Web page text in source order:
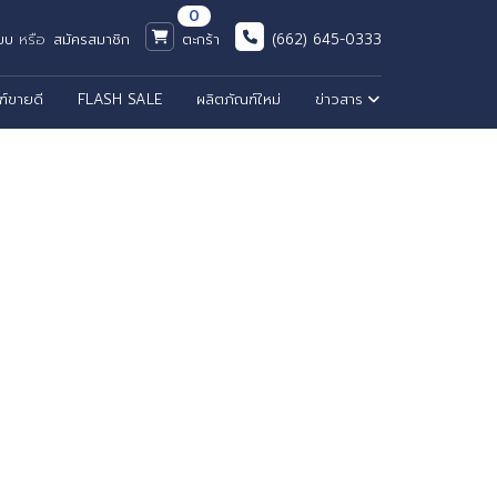
บ หรือ สมัครสมาชิก
0
ตะกร้า
(662) 645-0333
ขายดี FLASH SALE ผลิตภัณฑ์ใหม่ ข่าวสาร